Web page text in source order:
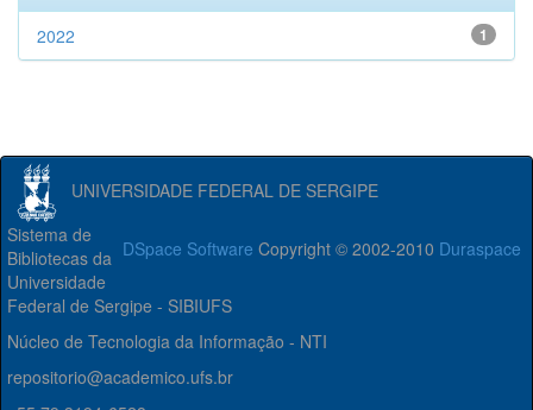
1
2022
UNIVERSIDADE FEDERAL DE SERGIPE
DSpace Software Copyright © 2002-2010 Duraspace
Sistema de
Bibliotecas da
Universidade
Federal de Sergipe - SIBIUFS
Núcleo de Tecnologia da Informação - NTI
repositorio@academico.ufs.br